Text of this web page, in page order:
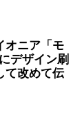
オニア「モ
デザイン刷
改めて伝